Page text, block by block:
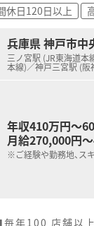
法人特徴について
国規模で多数の
■“地域密着”の取
■出店形態はクリ
休日120日以上
兵庫県 神戸市中
三ノ宮駅 (JR東海道本
本線)／神戸三宮駅 (阪
年収410万円～
月給270,000円
※ご経験や勤務地、ス
年100 店舗以上